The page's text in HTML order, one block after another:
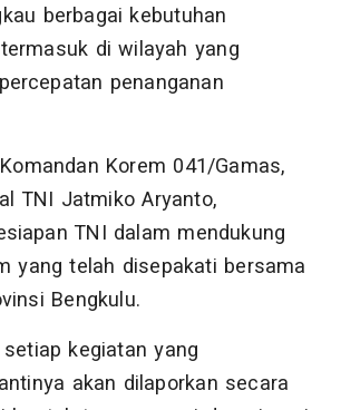
berbagai kebutuhan
di wilayah yang
penanganan
Korem 041/Gamas,
TNI Jatmiko Aryanto,
TNI dalam mendukung
yang telah disepakati bersama
Bengkulu.
kegiatan yang
akan dilaporkan secara